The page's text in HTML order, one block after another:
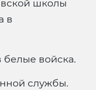
школы
в
войска.
службы.